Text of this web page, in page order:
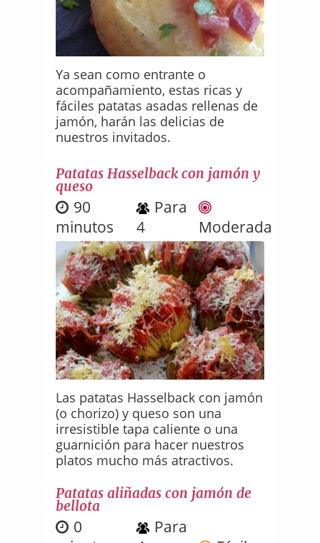
Ya sean como entrante o
acompañamiento, estas ricas y
fáciles patatas asadas rellenas de
jamón, harán las delicias de
nuestros invitados.
Patatas Hasselback con jamón y
queso
90
minutos
Para
4
Moderada
Las patatas Hasselback con jamón
(o chorizo) y queso son una
irresistible tapa caliente o una
guarnición para hacer nuestros
platos mucho más atractivos.
Patatas aliñadas con jamón de
bellota
0
Para